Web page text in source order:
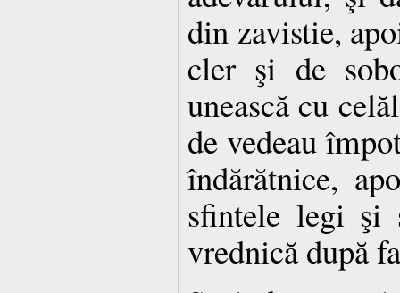
din zavistie,
cler şi de
unească cu
de vedeau
îndărătnice,
sfintele legi şi
vrednică după